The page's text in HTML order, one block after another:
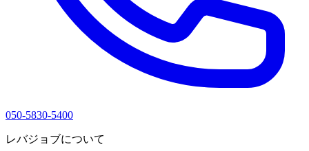
050-5830-5400
レバジョブについて